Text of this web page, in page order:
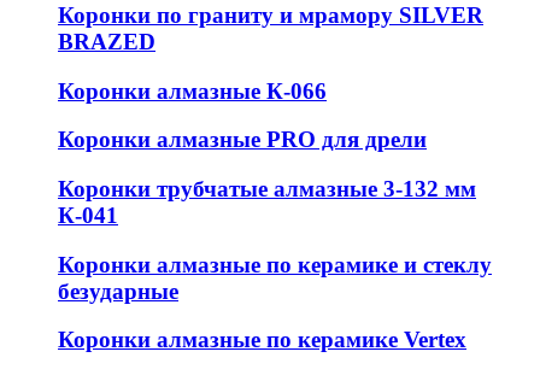
Коронки по граниту и мрамору SILVER
BRAZED
Коронки алмазные К-066
Коронки алмазные PRO для дрели
Коронки трубчатые алмазные 3-132 мм
К-041
Коронки алмазные по керамике и стеклу
безударные
Коронки алмазные по керамике Vertex